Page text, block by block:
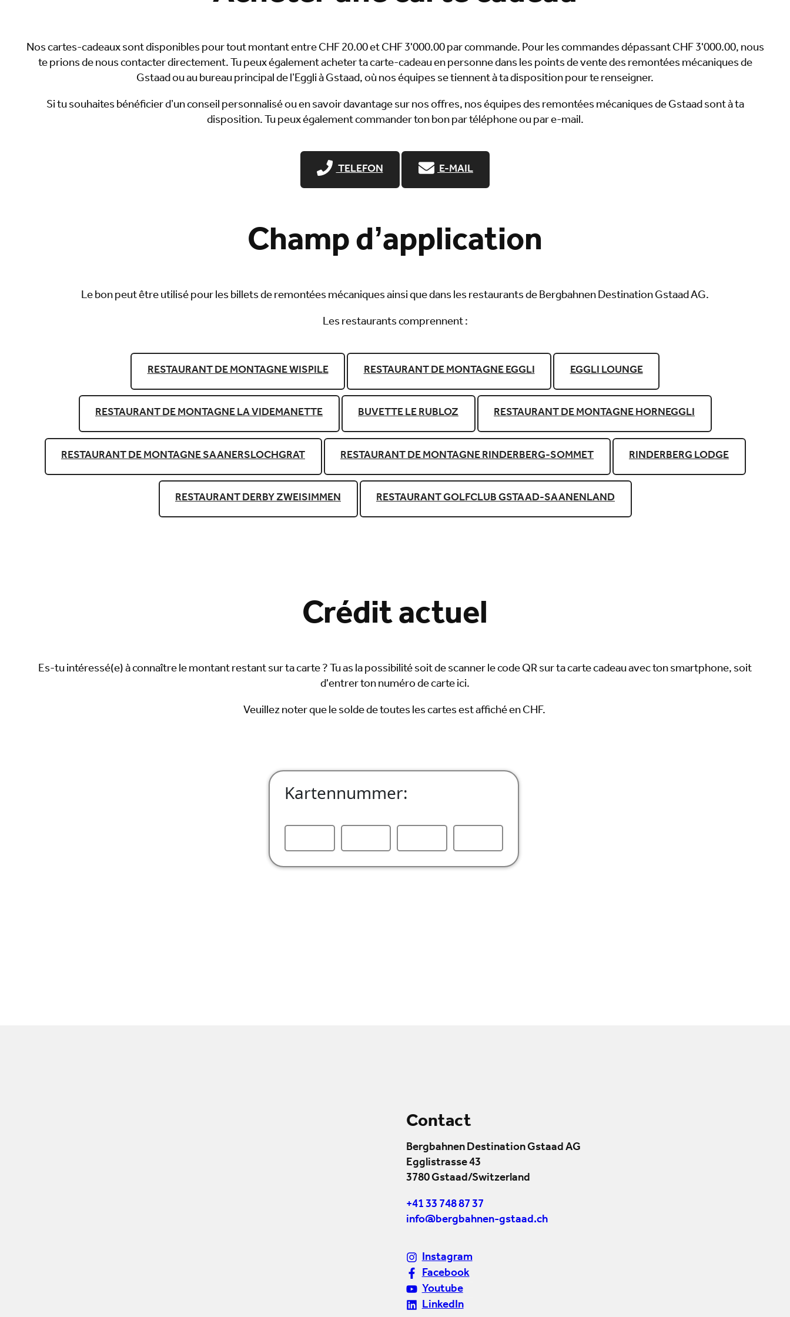
Nos cartes-cadeaux sont disponibles pour tout montant entre CHF 20.00 et CHF 3'000.00 par commande. Pour les commandes dépassant CHF 3'000.00, nous
te prions de nous contacter directement. Tu peux également acheter ta carte-cadeau en personne dans les points de vente des remontées mécaniques de
Gstaad ou au bureau principal de l’Eggli à Gstaad, où nos équipes se tiennent à ta disposition pour te renseigner.
Si tu souhaites bénéficier d’un conseil personnalisé ou en savoir davantage sur nos offres, nos équipes des remontées mécaniques de Gstaad sont à ta
disposition. Tu peux également commander ton bon par téléphone ou par e-mail.
TELEFON E-MAIL
Champ d’application
Le bon peut être utilisé pour les billets de remontées mécaniques ainsi que dans les restaurants de Bergbahnen Destination Gstaad AG.
Les restaurants comprennent :
RESTAURANT DE MONTAGNE WISPILE RESTAURANT DE MONTAGNE EGGLI EGGLI LOUNGE
RESTAURANT DE MONTAGNE LA VIDEMANETTE BUVETTE LE RUBLOZ RESTAURANT DE MONTAGNE HORNEGGLI
RESTAURANT DE MONTAGNE SAANERSLOCHGRAT RESTAURANT DE MONTAGNE RINDERBERG-SOMMET RINDERBERG LODGE
RESTAURANT DERBY ZWEISIMMEN RESTAURANT GOLFCLUB GSTAAD-SAANENLAND
Crédit actuel
Es-tu intéressé(e) à connaître le montant restant sur ta carte ? Tu as la possibilité soit de scanner le code QR sur ta carte cadeau avec ton smartphone, soit
d'entrer ton numéro de carte ici.
Veuillez noter que le solde de toutes les cartes est affiché en CHF.
Contact
Bergbahnen Destination Gstaad AG
Egglistrasse 43
3780 Gstaad/Switzerland
+41 33 748 87 37
info@bergbahnen-gstaad.ch
Instagram
Facebook
Youtube
LinkedIn